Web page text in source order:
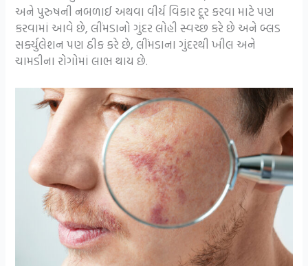
અને પુરુષની નબળાઈ અથવા વીર્ય વિકાર દૂર કરવા માટે પણ
કરવામાં આવે છે, લીંમડાનો ગુંદર લોહી સ્વચ્છ કરે છે અને બ્લડ
સર્ક્યુલેશન પણ ઠીક કરે છે, લીંમડાના ગુંદરથી ખીલ અને
ચામડીના રોગોમાં લાભ થાય છે.